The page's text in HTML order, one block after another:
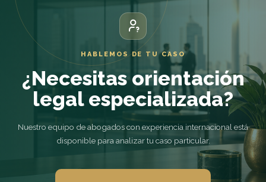
HABLEMOS DE TU CASO
¿Necesitas orientación
legal especializada?
Nuestro equipo de abogados con experiencia internacional está
disponible para analizar tu caso particular.